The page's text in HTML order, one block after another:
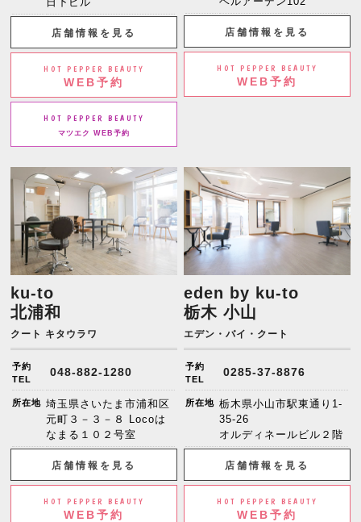
店舗情報を見る
HOT PEPPER BEAUTY
WEB予約
HOT PEPPER BEAUTY
マツエク WEB予約
店舗情報を見る
HOT PEPPER BEAUTY
WEB予約
ku-to
北浦和
クート キタウラワ
予約
TEL
048-882-1280
所在地 埼玉県さいたま市浦和区
元町３－３－８ Locoは
なまる１０２号室
店舗情報を見る
HOT PEPPER BEAUTY
WEB予約
eden by ku-to
栃木 小山
エデン・バイ・クート
予約
TEL
0285-37-8876
所在地 栃木県小山市駅東通り1-
35-26
オルディネールビル２階
店舗情報を見る
HOT PEPPER BEAUTY
WEB予約